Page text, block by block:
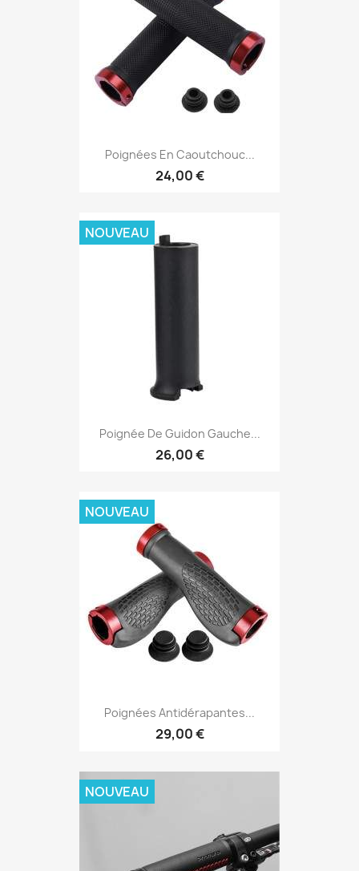
Poignées En Caoutchouc...
24,00 €
Poignée De Guidon Gauche...
26,00 €
NOUVEAU
Poignées Antidérapantes...
29,00 €
NOUVEAU
NOUVEAU